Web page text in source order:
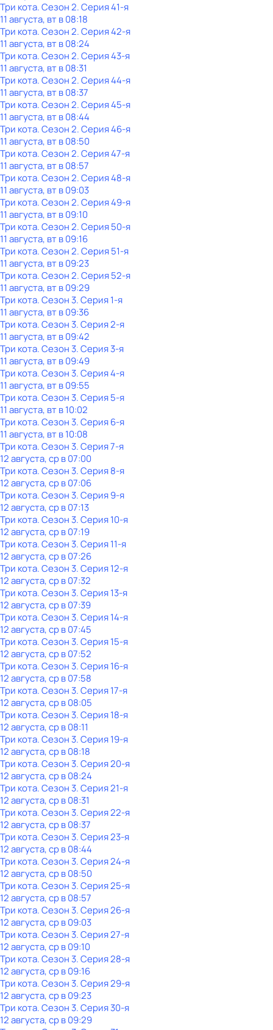
Три кота. Сезон 2. Серия 41-я
11 августа, вт в 08:18
Три кота. Сезон 2. Серия 42-я
11 августа, вт в 08:24
Три кота. Сезон 2. Серия 43-я
11 августа, вт в 08:31
Три кота. Сезон 2. Серия 44-я
11 августа, вт в 08:37
Три кота. Сезон 2. Серия 45-я
11 августа, вт в 08:44
Три кота. Сезон 2. Серия 46-я
11 августа, вт в 08:50
Три кота. Сезон 2. Серия 47-я
11 августа, вт в 08:57
Три кота. Сезон 2. Серия 48-я
11 августа, вт в 09:03
Три кота. Сезон 2. Серия 49-я
11 августа, вт в 09:10
Три кота. Сезон 2. Серия 50-я
11 августа, вт в 09:16
Три кота. Сезон 2. Серия 51-я
11 августа, вт в 09:23
Три кота. Сезон 2. Серия 52-я
11 августа, вт в 09:29
Три кота. Сезон 3. Серия 1-я
11 августа, вт в 09:36
Три кота. Сезон 3. Серия 2-я
11 августа, вт в 09:42
Три кота. Сезон 3. Серия 3-я
11 августа, вт в 09:49
Три кота. Сезон 3. Серия 4-я
11 августа, вт в 09:55
Три кота. Сезон 3. Серия 5-я
11 августа, вт в 10:02
Три кота. Сезон 3. Серия 6-я
11 августа, вт в 10:08
Три кота. Сезон 3. Серия 7-я
12 августа, ср в 07:00
Три кота. Сезон 3. Серия 8-я
12 августа, ср в 07:06
Три кота. Сезон 3. Серия 9-я
12 августа, ср в 07:13
Три кота. Сезон 3. Серия 10-я
12 августа, ср в 07:19
Три кота. Сезон 3. Серия 11-я
12 августа, ср в 07:26
Три кота. Сезон 3. Серия 12-я
12 августа, ср в 07:32
Три кота. Сезон 3. Серия 13-я
12 августа, ср в 07:39
Три кота. Сезон 3. Серия 14-я
12 августа, ср в 07:45
Три кота. Сезон 3. Серия 15-я
12 августа, ср в 07:52
Три кота. Сезон 3. Серия 16-я
12 августа, ср в 07:58
Три кота. Сезон 3. Серия 17-я
12 августа, ср в 08:05
Три кота. Сезон 3. Серия 18-я
12 августа, ср в 08:11
Три кота. Сезон 3. Серия 19-я
12 августа, ср в 08:18
Три кота. Сезон 3. Серия 20-я
12 августа, ср в 08:24
Три кота. Сезон 3. Серия 21-я
12 августа, ср в 08:31
Три кота. Сезон 3. Серия 22-я
12 августа, ср в 08:37
Три кота. Сезон 3. Серия 23-я
12 августа, ср в 08:44
Три кота. Сезон 3. Серия 24-я
12 августа, ср в 08:50
Три кота. Сезон 3. Серия 25-я
12 августа, ср в 08:57
Три кота. Сезон 3. Серия 26-я
12 августа, ср в 09:03
Три кота. Сезон 3. Серия 27-я
12 августа, ср в 09:10
Три кота. Сезон 3. Серия 28-я
12 августа, ср в 09:16
Три кота. Сезон 3. Серия 29-я
12 августа, ср в 09:23
Три кота. Сезон 3. Серия 30-я
12 августа, ср в 09:29